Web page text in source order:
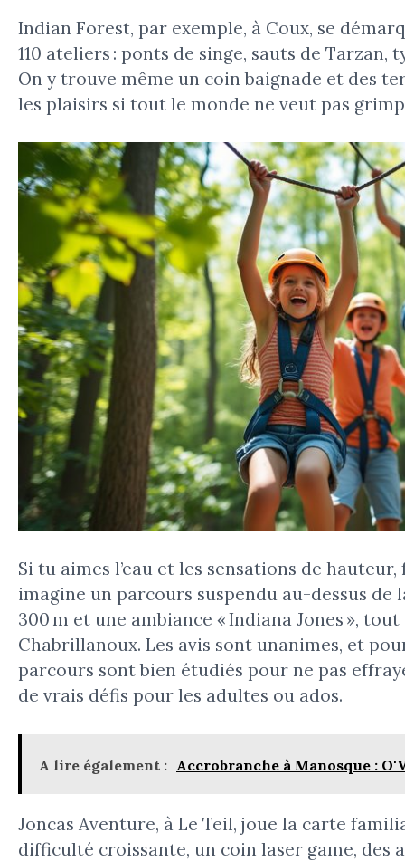
Indian Forest, par exemple, à Coux, se
110 ateliers : ponts de singe, sauts de Tarzan,
On y trouve même un coin baignade et des
les plaisirs si tout le monde ne veut pas
Si tu aimes l’eau et les sensations de
imagine un parcours suspendu au-dessus
300 m et une ambiance « Indiana Jones »,
Chabrillanoux. Les avis sont unanimes, et
parcours sont bien étudiés pour ne pas
de vrais défis pour les adultes ou ados.
A lire également : Accrobranche à Manosque :
Joncas Aventure, à Le Teil, joue la carte
difficulté croissante, un coin laser game, des